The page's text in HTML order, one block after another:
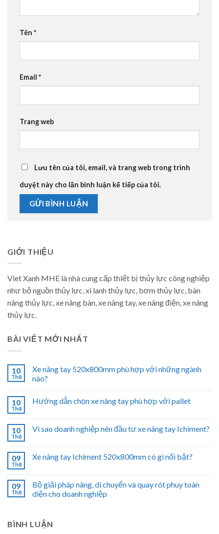
Tên *
Email *
Trang web
Lưu tên của tôi, email, và trang web trong trình
duyệt này cho lần bình luận kế tiếp của tôi.
GIỚI THIỆU
Viet Xanh MHE là nhà cung cấp thiết bị thủy lực công nghiệp
như bộ nguồn thủy lực, xi lanh thủy lực, bơm thủy lực, bàn
nâng thủy lực, xe nâng bàn, xe nâng tay, xe nâng điện, xe nâng
thủy lực.
BÀI VIẾT MỚI NHẤT
10
Th8
Xe nâng tay 520x800mm phù hợp với những ngành
nào?
10
Th8
Hướng dẫn chọn xe nâng tay phù hợp với pallet
10
Th8
Vì sao doanh nghiệp nên đầu tư xe nâng tay Ichiment?
09
Th8
Xe nâng tay Ichiment 520x800mm có gì nổi bật?
09
Th8
Bộ giải pháp nâng, di chuyển và quay rót phuy toàn
diện cho doanh nghiệp
BÌNH LUẬN